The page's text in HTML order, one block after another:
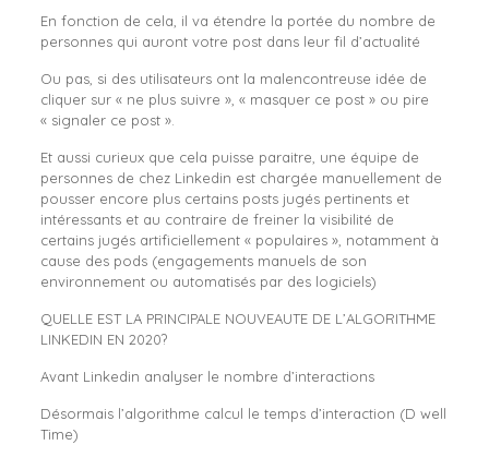
En fonction de cela, il va étendre la portée du nombre de
personnes qui auront votre post dans leur fil d’actualité
Ou pas, si des utilisateurs ont la malencontreuse idée de
cliquer sur « ne plus suivre », « masquer ce post » ou pire
« signaler ce post ».
Et aussi curieux que cela puisse paraitre, une équipe de
personnes de chez Linkedin est chargée manuellement de
pousser encore plus certains posts jugés pertinents et
intéressants et au contraire de freiner la visibilité de
certains jugés artificiellement « populaires », notamment à
cause des pods (engagements manuels de son
environnement ou automatisés par des logiciels)
QUELLE EST LA PRINCIPALE NOUVEAUTE DE L’ALGORITHME
LINKEDIN EN 2020?
Avant Linkedin analyser le nombre d’interactions
Désormais l’algorithme calcul le temps d’interaction (D well
Time)